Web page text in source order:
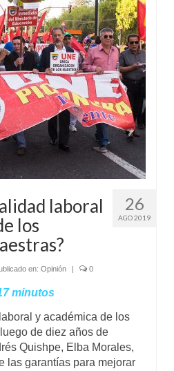
26
AGO 2019
laboral
los
en: Opinión | 0
minutos
y académica de los
de diez años de
Quishpe, Elba Morales,
las garantías para mejorar